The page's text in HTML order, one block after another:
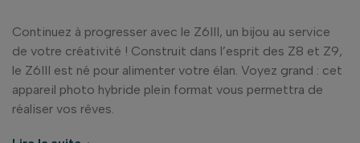
Continuez à progresser avec le Z6III, un bijou au service
de votre créativité ! Construit dans l’esprit des Z8 et Z9,
le Z6III est né pour alimenter votre élan. Voyez grand : cet
appareil photo hybride plein format vous permettra de
réaliser vos rêves.